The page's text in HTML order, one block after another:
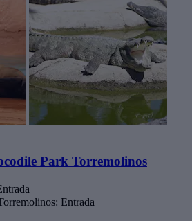
Park Torremolinos
Entrada